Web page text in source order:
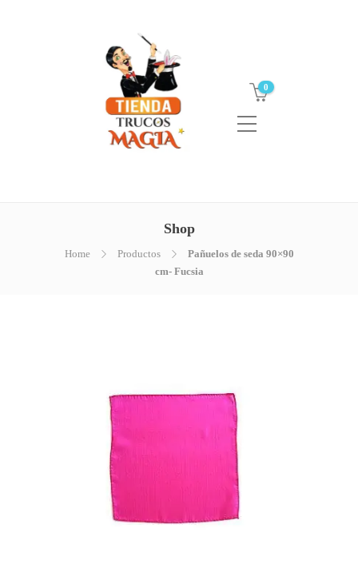
0
Shop
Home Productos
Pañuelos de seda 90×90
cm- Fucsia